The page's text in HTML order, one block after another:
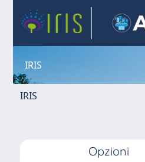
IRIS
IRIS
Opzioni